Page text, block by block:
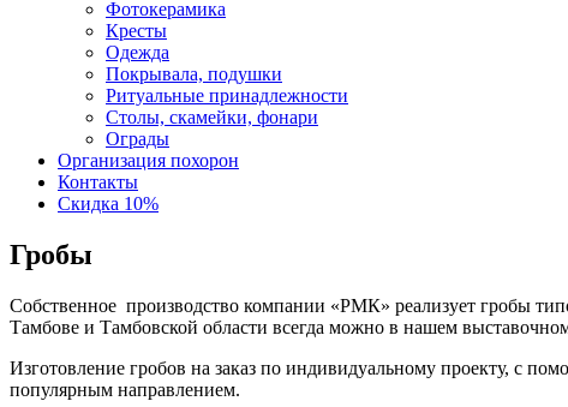
Фотокерамика
Кресты
Одежда
Покрывала, подушки
Ритуальные принадлежности
Столы, скамейки, фонари
Ограды
Организация похорон
Контакты
Скидка 10%
Гробы
Собственное производство компании «РМК» реализует гробы
Тамбове и Тамбовской области всегда можно в нашем
Изготовление гробов на заказ по индивидуальному проекту, с
популярным направлением.